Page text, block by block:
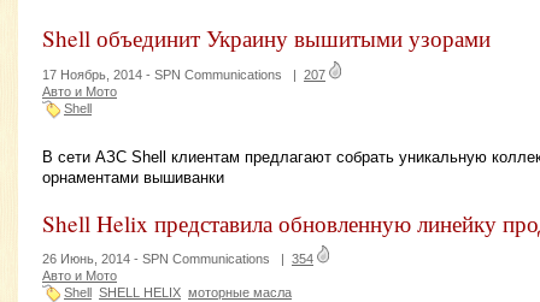
Shell объединит Украину вышитыми узорами
17 Ноябрь, 2014 - SPN Communications | 207
Авто и Мото
Shell
В сети АЗС Shell клиентам предлагают собрать уникальную
орнаментами вышиванки
Shell Helix представила обновленную линейку
26 Июнь, 2014 - SPN Communications
354
Авто и Мото
Shell
SHELL HELIX моторные масла